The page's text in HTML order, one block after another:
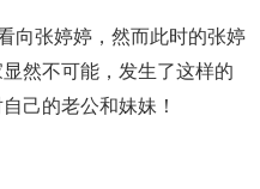
向张婷婷，然而此时的张婷
然不可能，发生了这样的
己的老公和妹妹！